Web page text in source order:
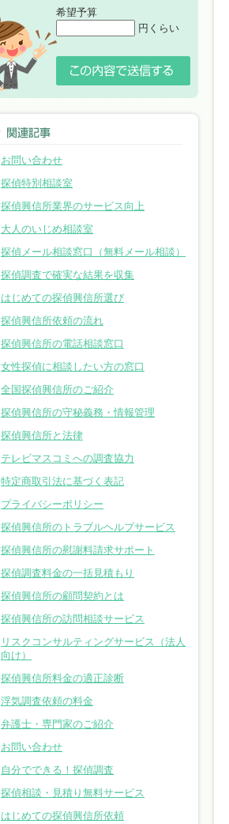
希望予算
円くらい
お問い合わせ
探偵特別相談室
探偵興信所業界のサービス向上
大人のいじめ相談室
探偵メール相談窓口（無料メール相談）
探偵調査で確実な結果を収集
はじめての探偵興信所選び
探偵興信所依頼の流れ
探偵興信所の電話相談窓口
女性探偵に相談したい方の窓口
全国探偵興信所のご紹介
探偵興信所の守秘義務・情報管理
探偵興信所と法律
テレビマスコミへの調査協力
特定商取引法に基づく表記
プライバシーポリシー
探偵興信所のトラブルヘルプサービス
探偵興信所の慰謝料請求サポート
探偵調査料金の一括見積もり
探偵興信所の顧問契約とは
探偵興信所の訪問相談サービス
リスクコンサルティングサービス（法人
向け）
探偵興信所料金の適正診断
浮気調査依頼の料金
弁護士・専門家のご紹介
お問い合わせ
自分でできる！探偵調査
探偵相談・見積り無料サービス
はじめての探偵興信所依頼